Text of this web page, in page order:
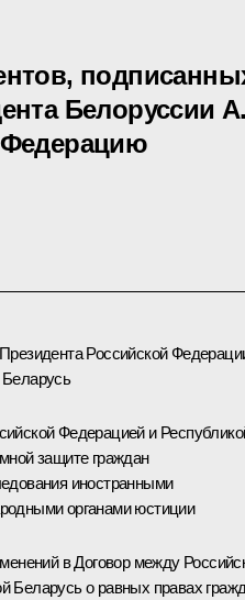
Белоруссии
Российской
Федерацией и
защите граждан
иностранными
органами юстиции
в Договор между
Беларусь о равных правах